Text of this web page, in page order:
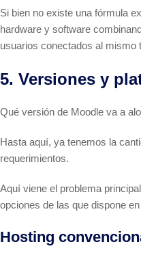
Si bien no existe una fórmula
hardware y software
usuarios conectados al mismo
5. Versiones y
Qué versión de Moodle va a
Hasta aquí, ya tenemos la
requerimientos.
Aquí viene el problema
opciones de las que dispone
Hosting